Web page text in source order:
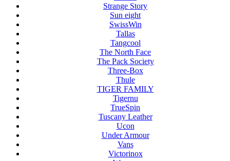
Strange Story
Sun eight
SwissWin
Tallas
Tangcool
The North Face
The Pack Society
Three-Box
Thule
TIGER FAMILY
Tigernu
TrueSpin
Tuscany Leather
Ucon
Under Armour
Vans
Victorinox